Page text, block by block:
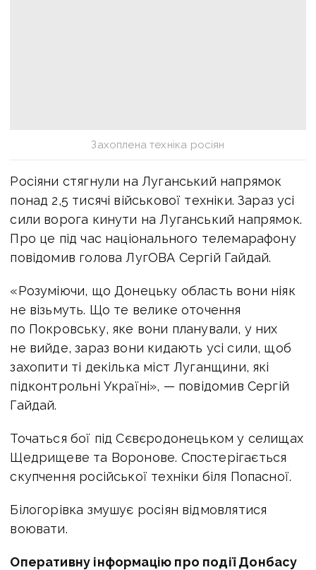
Захоплена техніка росіян
Росіяни стягнули на Луганський напрямок
понад 2,5 тисячі військової техніки. Зараз усі
сили ворога кинути на Луганський напрямок.
Про це під час національного телемарафону
повідомив голова ЛугОВА Сергій Гайдай.
«Розуміючи, що Донецьку область вони ніяк
не візьмуть. Що те велике оточення
по Покровську, яке вони планували, у них
не вийде, зараз вони кидають усі сили, щоб
захопити ті декілька міст Луганщини, які
підконтрольні Україні», — повідомив Сергій
Гайдай.
Точаться бої під Сєвєродонецьком у селищах
Щедрищеве та Воронове. Спостерігається
скупчення російської техніки біля Попасної.
Білогорівка змушує росіян відмовлятися
воювати.
Оперативну інформацію про події Донбасу